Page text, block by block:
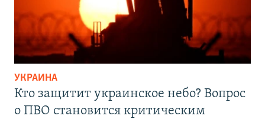
УКРАИНА
Кто защитит украинское небо? Вопрос
о ПВО становится критическим